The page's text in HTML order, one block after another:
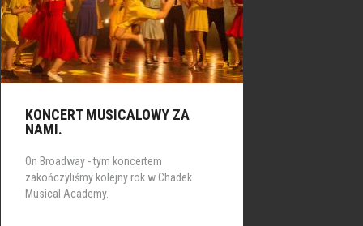
KONCERT MUSICALOWY ZA
NAMI.
On Broadway - tym koncertem
zakończyliśmy kolejny rok w Chadek
Musical Academy.